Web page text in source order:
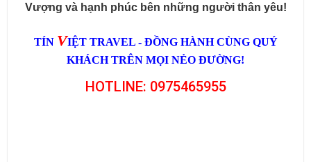
Vượng và hạnh phúc bên những người thân yêu!
TÍN VIỆT TRAVEL - ĐỒNG HÀNH CÙNG QUÝ
KHÁCH TRÊN MỌI NẺO ĐƯỜNG!
HOTLINE: 0975465955